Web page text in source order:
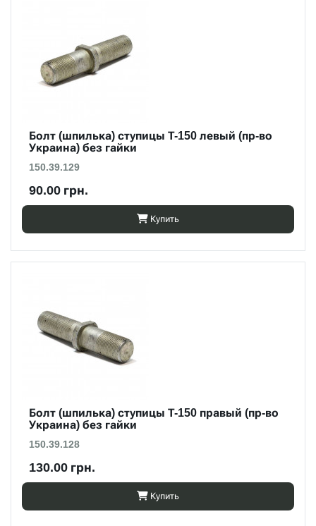
Болт (шпилька) ступицы Т-150 левый (пр-во
Украина) без гайки
150.39.129
90.00 грн.
Купить
Болт (шпилька) ступицы Т-150 правый (пр-во
Украина) без гайки
150.39.128
130.00 грн.
Купить